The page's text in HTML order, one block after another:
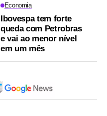
Economia
Ibovespa tem forte
queda com Petrobras
e vai ao menor nível
em um mês